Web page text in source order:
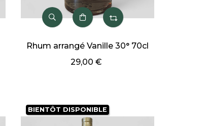
Rhum arrangé Vanille 30° 70cl
29,00 €
BIENTÔT DISPONIBLE